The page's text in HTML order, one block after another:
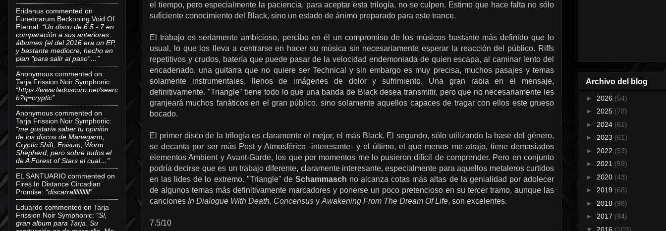
el tiempo, pero especialmente la paciencia, para aceptar esta trilogía, no se culpen. Estimo que hace falta no sólo
suficiente conocimiento del Black, sino un estado de ánimo preparado para este trance.
El trabajo es seriamente ambicioso, percibo en él un compromiso de los músicos bastante más definido que lo
usual, lo que los lleva a centrarse en hacer su música sin necesariamente esperar la reacción del público. Riffs
repetitivos y crudos, batería que puede pasar de la velocidad endemoniada de quien escapa, al caminar lento del
encadenado, una guitarra que no quiere ser Technical y sin embargo es muy precisa, muchos pasajes y temas
solamente instrumentales, llenos de imágenes de dolor y sufrimiento. Una gran rabia en el mensaje,
definitivamente. "Triangle" tiene todo lo que una banda de Black desea transmitir, pero que no necesariamente les
granjeará muchos fanáticos en el gran público, sino solamente aquellos capaces de tragar con ellos este grueso
bocado.
El primer disco de la trilogía es claramente el mejor, el más Black. El segundo, sólo utilizando la base del género,
se decanta por ser más Post y Atmosférico -interesante- y el último, el que menos me atrajo, tiene demasiados
elementos Ambient y Avant-Garde, los que por momentos me lo pusieron difícil de comprender. Pero en conjunto
podría decirse que es un trabajo diferente, claramente interesante, especialmente para aquellos metaleros curtidos
en las lides de lo extremo. "Triangle" de Schammasch no alcanza cotas más altas de la genialidad por adolecer
de algunos temas más definitivamente marcadores y ponerse un poco pretencioso en su tercer tramo, aunque las
canciones In Dialogue With Death, Concensus y Awakening From The Dream Of Life, son excelentes.
7.5/10
Eridanus commented on
Funebrarum Beckoning Void Of
Eternal: “Un disco de 6.5 - 7 en
comparación a sus anteriores
álbumes (el del 2016 era un EP,
y bastante mediocre, hecho en
plan "para salir al paso"…”
Anonymous commented on
Tarja Frission Noir Symphonic:
“https://www.ladoscuro.net/searc
h?q=cryptic”
Anonymous commented on
Tarja Frission Noir Symphonic:
“me gustaría saber tu opinión
de los discos de Manegarm,
Cryptic Shift, Enisum, Worm
Shepherd, pero sobre todos el
de A Forest of Stars el cual…”
EL SANTUARIO commented on
Fires In Distance Circadian
Promise: “discarralllllllllll”
Eduardo commented on Tarja
Frission Noir Symphonic: “Sí,
gran album para Tarja. Su
Archivo del blog
► 2026 (54)
► 2025 (78)
► 2024 (61)
► 2023 (61)
► 2022 (53)
► 2021 (59)
► 2020 (43)
► 2019 (68)
► 2018 (98)
► 2017 (94)
▼ 2016 (103)